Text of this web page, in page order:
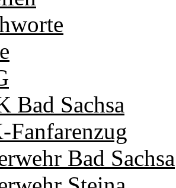
Bad Sachsa
Fanfarenzug
Bad Sachsa